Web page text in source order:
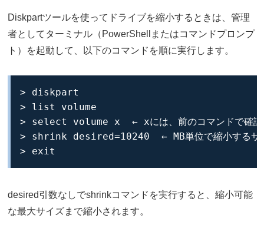
Diskpartツールを使ってドライブを縮小するときは、管理
者としてターミナル（PowerShellまたはコマンドプロンプ
ト）を起動して、以下のコマンドを順に実行します。
> diskpart
> list volume
> select volume x  ← xには、前のコマンドで確認し
> shrink desired=10240  ← MB単位で縮小するサ
> exit
desired引数なしでshrinkコマンドを実行すると、縮小可能
な最大サイズまで縮小されます。